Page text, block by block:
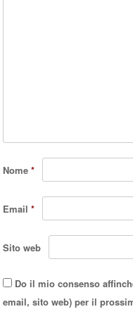
Nome*
Email*
Sito web
Do il mio consenso
email, sito web) per il